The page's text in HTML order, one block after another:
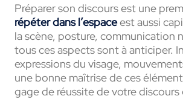
Préparer son discours est une
répéter dans l’espaceest aussi
la scène, posture, communication
tous ces aspects sont à anticiper.
expressions du visage,
une bonne maîtrise de ces
gage de réussite de votre discours